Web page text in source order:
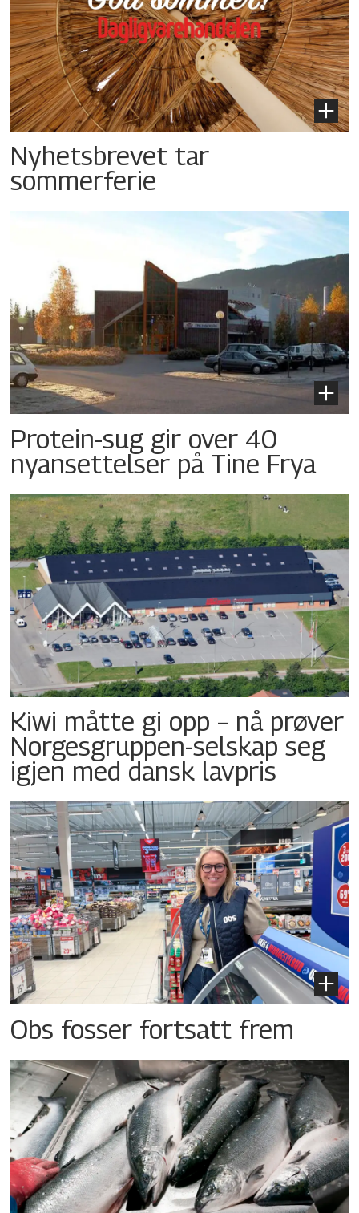
Nyhetsbrevet tar
sommerferie
Protein-sug gir over 40
nyansettelser på Tine Frya
Kiwi måtte gi opp – nå prøver
Norgesgruppen-selskap seg
igjen med dansk lavpris
Obs fosser fortsatt frem